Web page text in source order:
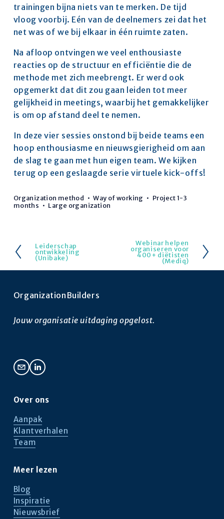
trainingen bijna niets van te merken. De tijd
vloog voorbij. Eén van de deelnemers zei dat het
net was of we bij elkaar in één ruimte zaten.
Na afloop ontvingen we veel enthousiaste
reacties op de structuur en efficiëntie die de
methode met zich meebrengt. Er werd ook
opgemerkt dat dit zou gaan leiden tot meer
gelijkheid in meetings, waarbij het gemakkelijker
is om op afstand deel te nemen.
In deze vier sessies onstond bij beide teams een
hoop enthousiasme en nieuwsgierigheid om aan
de slag te gaan met hun eigen team. We kijken
terug op een geslaagde serie virtuele kick-offs!
Organization method Way of working
Project 1-3
months
Large organization
V
o
r
g
Leiderschap
ontwikkeling
(Unibake)
l
d
Webinar helpen
organiseren voor
400+ diëtisten
(Mediq)
OrganizationBuilders
Jouw organisatie uitdaging opgelost.
Over ons
Aanpak
Klantverhalen
Team
Meer lezen
Blog
Inspiratie
Nieuwsbrief